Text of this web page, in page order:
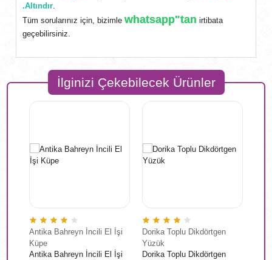
.Altındır.
Tüm sorularınız için, bizimlewhatsapp"tan irtibata
geçebilirsiniz.
İlginizi Çekebilecek Ürünler
Antika Bahreyn İncili El İşi
Küpe
Antika Bahreyn İncili El İşi
Dorika Toplu Dikdörtgen
Yüzük
Dorika Toplu Dikdörtgen